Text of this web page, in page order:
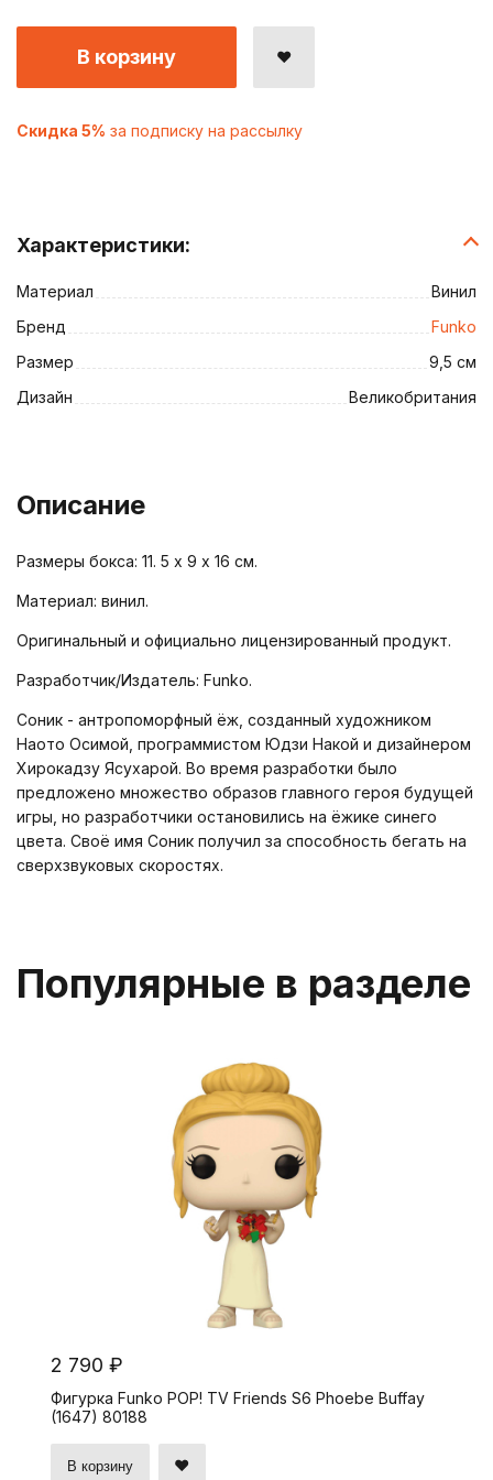
Характеристики:
Материал
Винил
Бренд
Funko
Размер
9,5 см
Дизайн
Великобритания
В корзину
Скидка 5% за подписку на рассылку
Описание
Размеры бокса: 11. 5 х 9 х 16 см.
Материал: винил.
Оригинальный и официально лицензированный продукт.
Разработчик/Издатель: Funko.
Соник - антропоморфный ёж, созданный художником
Наото Осимой, программистом Юдзи Накой и дизайнером
Хирокадзу Ясухарой. Во время разработки было
предложено множество образов главного героя будущей
игры, но разработчики остановились на ёжике синего
цвета. Своё имя Соник получил за способность бегать на
сверхзвуковых скоростях.
Популярные в разделе
2 790 ₽
Фигурка Funko POP! TV Friends S6 Phoebe Buffay
(1647) 80188
В корзину